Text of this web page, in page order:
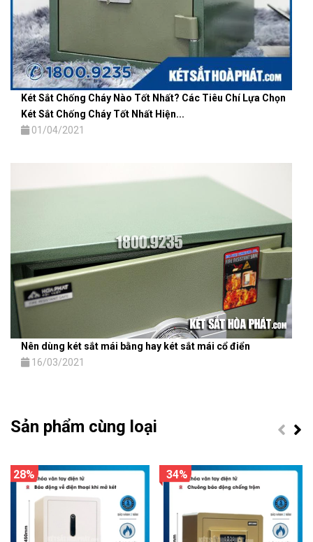
Két Sắt Chống Cháy Nào Tốt Nhất? Các Tiêu Chí Lựa Chọn
Két Sắt Chống Cháy Tốt Nhất Hiện...
01/04/2021
Nên dùng két sắt mái bằng hay két sắt mái cổ điển
16/03/2021
Sản phẩm cùng loại
28% 34%